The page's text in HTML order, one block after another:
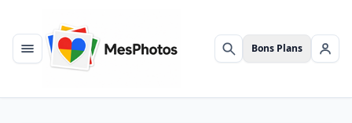
Menu Rechercher
Bons Plans Se